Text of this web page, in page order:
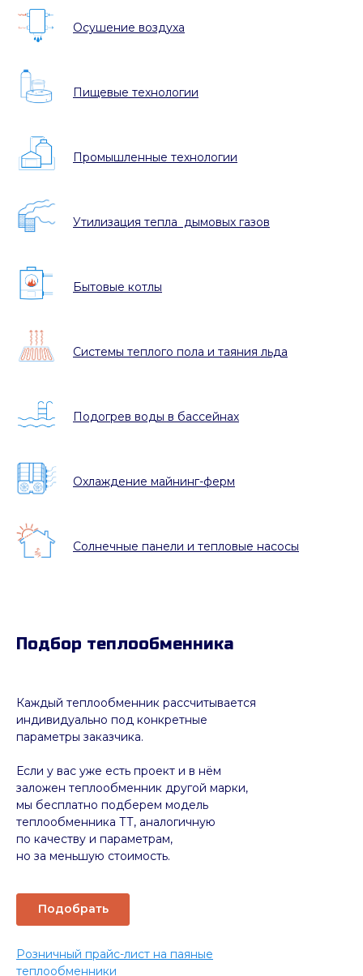
Осушение воздуха
Пищевые технологии
Промышленные технологии
Утилизация тепла дымовых газов
Бытовые котлы
Системы теплого пола и таяния льда
Подогрев воды в бассейнах
Охлаждение майнинг-ферм
Солнечные панели и тепловые насосы
Подбор теплообменника
Подобрать
Каждый теплообменник рассчитывается
индивидуально под конкретные
параметры заказчика.
Если у вас уже есть проект и в нём
заложен теплообменник другой марки,
мы бесплатно подберем модель
теплообменника ТТ, аналогичную
по качеству и параметрам,
но за меньшую стоимость.
Розничный прайс-лист на паяные
теплообменники